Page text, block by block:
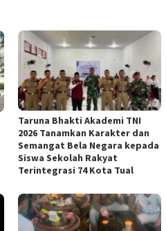
Taruna Bhakti Akademi TNI
2026 Tanamkan Karakter dan
Semangat Bela Negara kepada
Siswa Sekolah Rakyat
Terintegrasi 74 Kota Tual